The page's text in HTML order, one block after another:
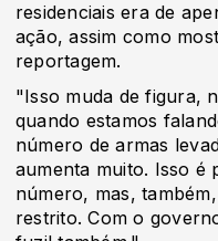
residenciais era de
ação, assim como
reportagem.
"Isso muda de figura,
quando estamos
número de armas
aumenta muito. Isso é
número, mas,
restrito. Com o